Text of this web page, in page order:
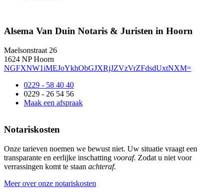
Alsema Van Duin Notaris & Juristen in Hoorn
Maelsonstraat 26
1624 NP Hoorn
NGFXNW1iMEJoYkhObGJXRjJZVzVrZFdsdUxtNXM=
0229 - 58 40 40
0229 - 26 54 56
Maak een afspraak
Notariskosten
Onze tarieven noemen we bewust niet. Uw situatie vraagt een
transparante en eerlijke inschatting vooraf. Zodat u niet voor
verrassingen komt te staan achteraf.
Meer over onze notariskosten